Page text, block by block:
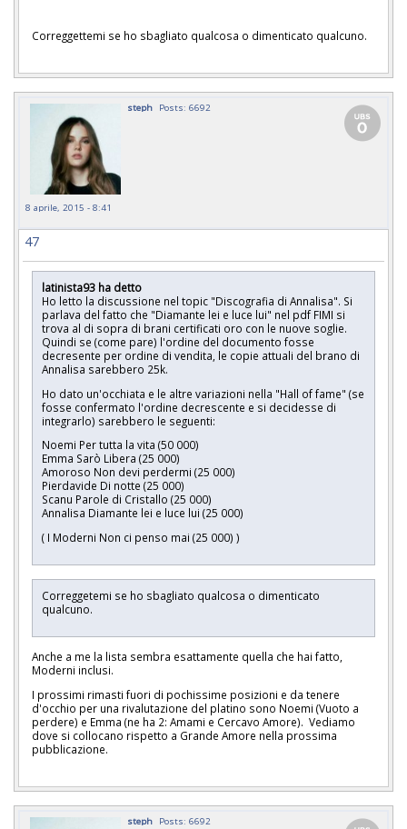
Correggettemi se ho sbagliato qualcosa o dimenticato qualcuno.
steph Posts: 6692
8 aprile, 2015 - 8:41
47
latinista93 ha detto
Ho letto la discussione nel topic "Discografia di Annalisa". Si
parlava del fatto che "Diamante lei e luce lui" nel pdf FIMI si
trova al di sopra di brani certificati oro con le nuove soglie.
Quindi se (come pare) l'ordine del documento fosse
decresente per ordine di vendita, le copie attuali del brano di
Annalisa sarebbero 25k.
Ho dato un'occhiata e le altre variazioni nella "Hall of fame" (se
fosse confermato l'ordine decrescente e si decidesse di
integrarlo) sarebbero le seguenti:
Noemi Per tutta la vita (50 000)
Emma Sarò Libera (25 000)
Amoroso Non devi perdermi (25 000)
Pierdavide Di notte (25 000)
Scanu Parole di Cristallo (25 000)
Annalisa Diamante lei e luce lui (25 000)
( I Moderni Non ci penso mai (25 000) )
Correggetemi se ho sbagliato qualcosa o dimenticato
qualcuno.
Anche a me la lista sembra esattamente quella che hai fatto,
Moderni inclusi.
I prossimi rimasti fuori di pochissime posizioni e da tenere
d'occhio per una rivalutazione del platino sono Noemi (Vuoto a
perdere) e Emma (ne ha 2: Amami e Cercavo Amore). Vediamo
dove si collocano rispetto a Grande Amore nella prossima
pubblicazione.
steph Posts: 6692